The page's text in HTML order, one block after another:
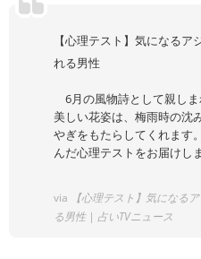
【心理テスト】気になる
れる男性
6月の風物詩として親し
美しい花姿は、梅雨時の沈
やぎをもたらしてくれます
んだ心理テストをお届けしま
via
【心理テスト】気になる
る男性 | 占いTVニュース